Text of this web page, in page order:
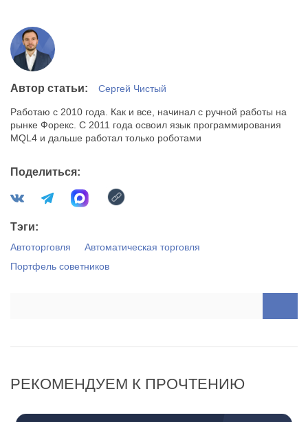
Автор статьи: Сергей Чистый
Работаю с 2010 года. Как и все, начинал с ручной работы на
рынке Форекс. С 2011 года освоил язык программирования
MQL4 и дальше работал только роботами
Поделиться:
Тэги:
Автоторговля
Автоматическая торговля
Портфель советников
РЕКОМЕНДУЕМ К ПРОЧТЕНИЮ